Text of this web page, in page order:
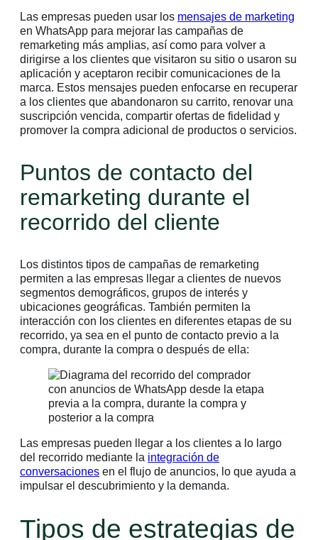
Las empresas pueden usar los mensajes de marketing
en WhatsApp para mejorar las campañas de
remarketing más amplias, así como para volver a
dirigirse a los clientes que visitaron su sitio o usaron su
aplicación y aceptaron recibir comunicaciones de la
marca. Estos mensajes pueden enfocarse en recuperar
a los clientes que abandonaron su carrito, renovar una
suscripción vencida, compartir ofertas de fidelidad y
promover la compra adicional de productos o servicios.
Puntos de contacto del
remarketing durante el
recorrido del cliente
Los distintos tipos de campañas de remarketing
permiten a las empresas llegar a clientes de nuevos
segmentos demográficos, grupos de interés y
ubicaciones geográficas. También permiten la
interacción con los clientes en diferentes etapas de su
recorrido, ya sea en el punto de contacto previo a la
compra, durante la compra o después de ella:
Las empresas pueden llegar a los clientes a lo largo
del recorrido mediante la integración de
conversaciones en el flujo de anuncios, lo que ayuda a
impulsar el descubrimiento y la demanda.
Tipos de estrategias de